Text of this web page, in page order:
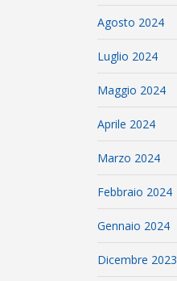
Agosto 2024
Luglio 2024
Maggio 2024
Aprile 2024
Marzo 2024
Febbraio 2024
Gennaio 2024
Dicembre 2023